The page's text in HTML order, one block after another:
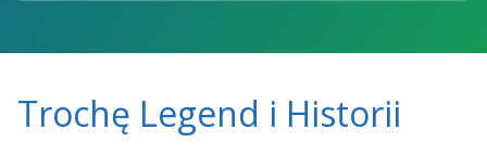
Trochę Legend i Historii